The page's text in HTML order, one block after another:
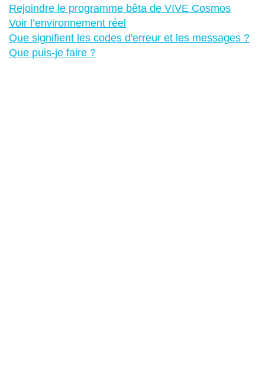
Rejoindre le programme bêta de VIVE Cosmos
Voir l’environnement réel
Que signifient les codes d'erreur et les messages ?
Que puis-je faire ?